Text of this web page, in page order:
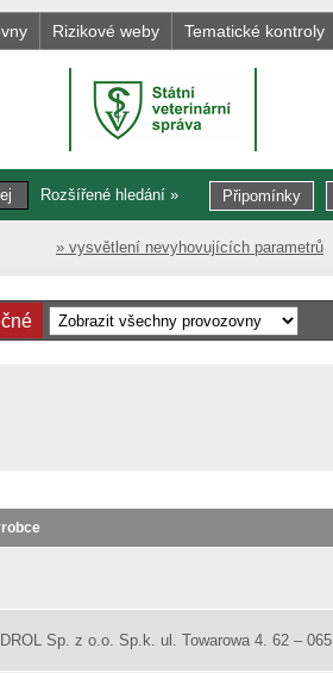
Rizikové weby Tematické kontroly
Rozšířené hledání » Připomínky
» vysvětlení nevyhovujících parametrů
Sp. z o.o. Sp.k. ul. Towarowa 4. 62 –